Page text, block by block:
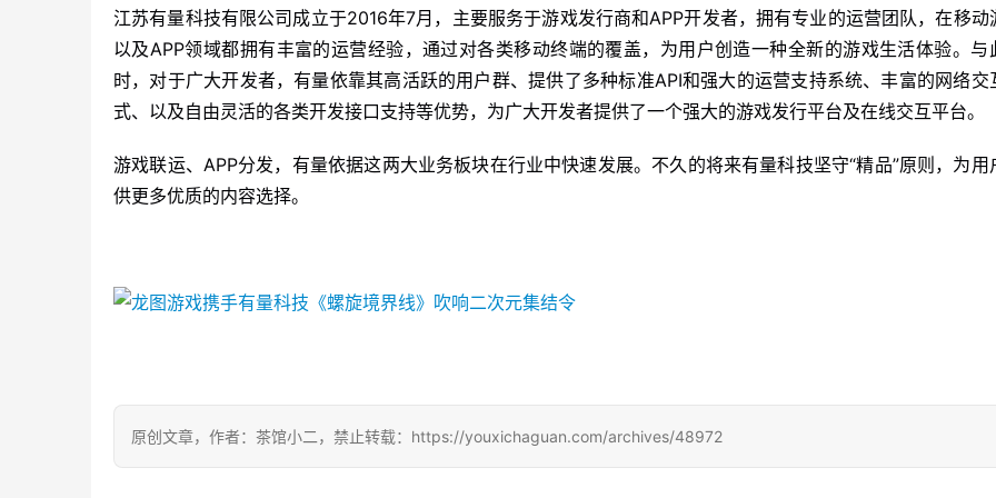
江苏有量科技有限公司成立于2016年7月，主要服务于游戏发行商和APP开发者，拥有专业的运营团队，在移动
以及APP领域都拥有丰富的运营经验，通过对各类移动终端的覆盖，为用户创造一种全新的游戏生活体验。与
时，对于广大开发者，有量依靠其高活跃的用户群、提供了多种标准API和强大的运营支持系统、丰富的网络交
式、以及自由灵活的各类开发接口支持等优势，为广大开发者提供了一个强大的游戏发行平台及在线交互平台。
游戏联运、APP分发，有量依据这两大业务板块在行业中快速发展。不久的将来有量科技坚守“精品”原则，为用
供更多优质的内容选择。
原创文章，作者：茶馆小二，禁止转载：https://youxichaguan.com/archives/48972